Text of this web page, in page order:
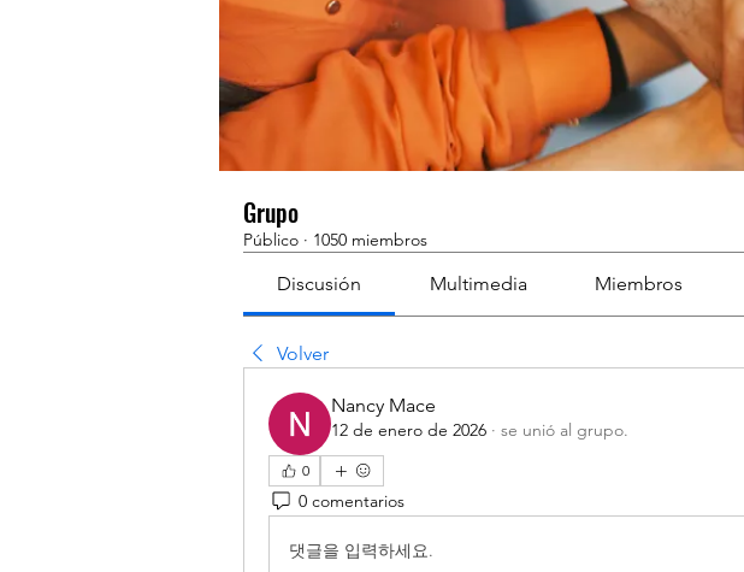
Grupo
Público · 1050 miembros
Discusión Multimedia Miembros
Volver
Nancy Mace
12 de enero de 2026 · se unió al grupo.
0
0 comentarios
댓글을 입력하세요.